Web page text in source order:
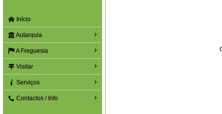
Início
Autarquia
A Freguesia
Visitar
Serviços
Contactos / Info